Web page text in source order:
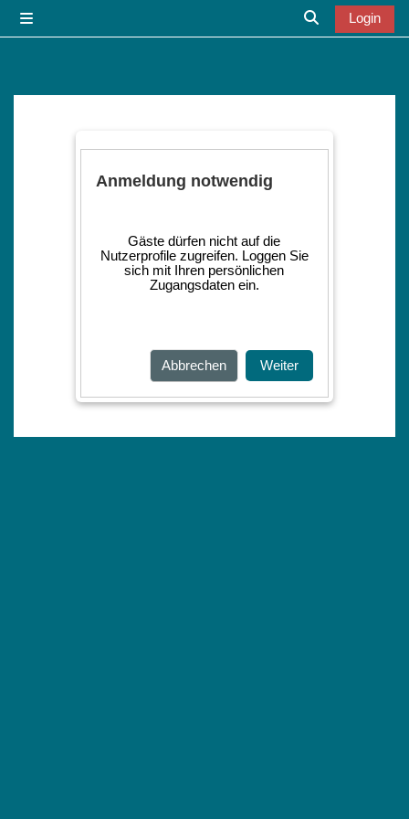
Sucheingabe
Login
Anmeldung notwendig
Gäste dürfen nicht auf die
Nutzerprofile zugreifen. Loggen Sie
sich mit Ihren persönlichen
Zugangsdaten ein.
Abbrechen Weiter